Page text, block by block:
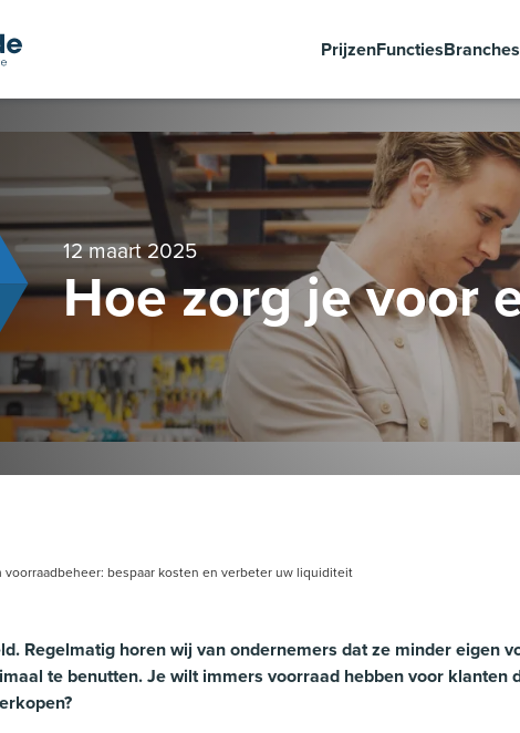
PrijzenFunctiesBranches
12 maart 2025
Hoe zorg je voor
voorraadbeheer: bespaar kosten en verbeter uw liquiditeit
Regelmatig horen wij van ondernemers dat ze minder eigen
te benutten. Je wilt immers voorraad hebben voor